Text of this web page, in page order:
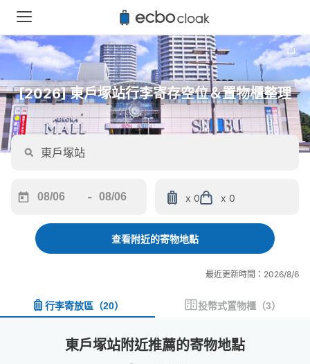
[2026] 東戶塚站行李寄存空位＆置物櫃整理
forward
interact
and
-
backward
interact
and
a
date.
x 0 x 0
查看附近的寄物地點
最近更新時間：2026/8/6
行李寄放區 （20） 投幣式置物櫃 （3）
東戶塚站附近推薦的寄物地點